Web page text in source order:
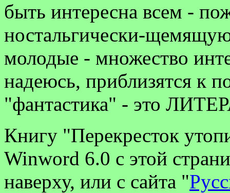
быть интересна всем -
ностальгически-
молодые - множество
надеюсь, приблизятся к
"фантастика" - это
Книгу "Перекресток
Winword 6.0 с этой
наверху, или с сайта "